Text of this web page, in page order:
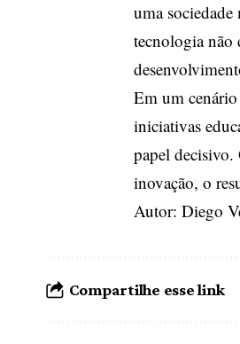
uma
tecnologia não
Em um cenário
iniciativas
papel decisivo.
inovação, o
Autor: Diego
Compartilhe esse link